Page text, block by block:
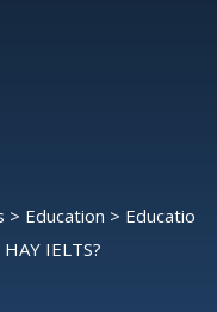
> Education > Educatio
IELTS?